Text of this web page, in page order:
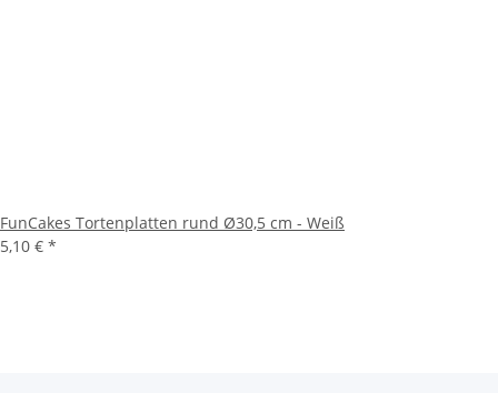
FunCakes Tortenplatten rund Ø30,5 cm - Weiß
5,10 € *